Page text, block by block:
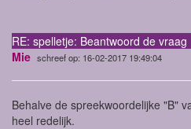
RE: spelletje: Beantwoord de vraag
Mie schreef op: 16-02-2017 19:49:04
Behalve de spreekwoordelijke "B"
heel redelijk.